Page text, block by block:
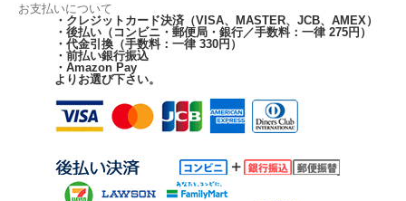
お支払いについて
・クレジットカード決済（VISA、MASTER、JCB、AMEX）
・後払い（コンビニ・郵便局・銀行／手数料：一律 275円）
・代金引換（手数料：一律 330円）
・前払い銀行振込
・Amazon Pay
よりお選び下さい。